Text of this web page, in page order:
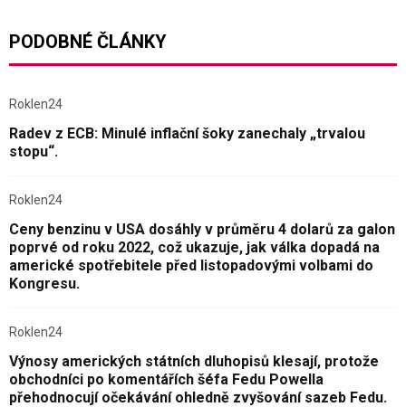
PODOBNÉ ČLÁNKY
Roklen24
Radev z ECB: Minulé inflační šoky zanechaly „trvalou
stopu“.
Roklen24
Ceny benzinu v USA dosáhly v průměru 4 dolarů za galon
poprvé od roku 2022, což ukazuje, jak válka dopadá na
americké spotřebitele před listopadovými volbami do
Kongresu.
Roklen24
Výnosy amerických státních dluhopisů klesají, protože
obchodníci po komentářích šéfa Fedu Powella
přehodnocují očekávání ohledně zvyšování sazeb Fedu.